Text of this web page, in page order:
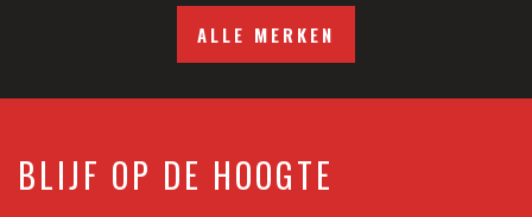
ALLE MERKEN
BLIJF OP DE HOOGTE